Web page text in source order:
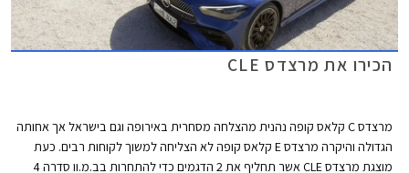
הכירו את מרצדס CLE
מרצדס C קלאס קופה נהנית מהצלחה מסחרית באירופה וגם בישראל אך אחותה
הגדולה והיקרה מרצדס E קלאס קופה לא הצליחה למשוך לקוחות רבים. כעת
מוצגת מרצדס CLE אשר תחליף את 2 הדגמים כדי להתחרות בב.מ.וו סדרה 4